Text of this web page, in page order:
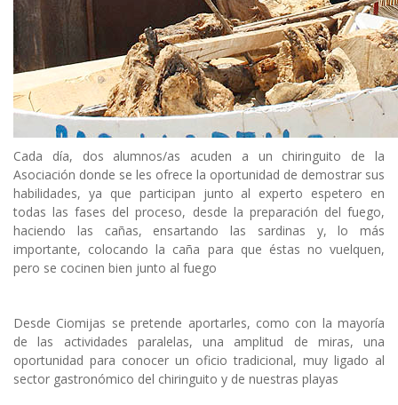
Cada día, dos alumnos/as acuden a un chiringuito de la
Asociación donde se les ofrece la oportunidad de demostrar sus
habilidades, ya que participan junto al experto espetero en
todas las fases del proceso, desde la preparación del fuego,
haciendo las cañas, ensartando las sardinas y, lo más
importante, colocando la caña para que éstas no vuelquen,
pero se cocinen bien junto al fuego
Desde Ciomijas se pretende aportarles, como con la mayoría
de las actividades paralelas, una amplitud de miras, una
oportunidad para conocer un oficio tradicional, muy ligado al
sector gastronómico del chiringuito y de nuestras playas